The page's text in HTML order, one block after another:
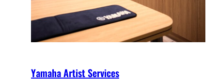
Yamaha Artist Services